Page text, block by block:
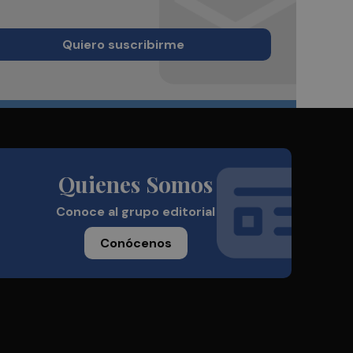
Quiero suscribirme
Quienes Somos
Conoce al grupo editorial
Conócenos